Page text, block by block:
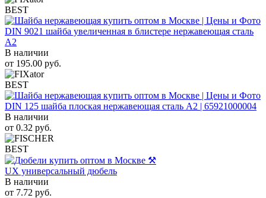
BEST
DIN 9021 шайба увеличенная в блистере нержавеющая сталь
A2
В наличии
от 195.00 руб.
BEST
DIN 125 шайба плоская нержавеющая сталь A2 | 65921000004
В наличии
от 0.32 руб.
BEST
UX универсальный дюбель
В наличии
от 7.72 руб.